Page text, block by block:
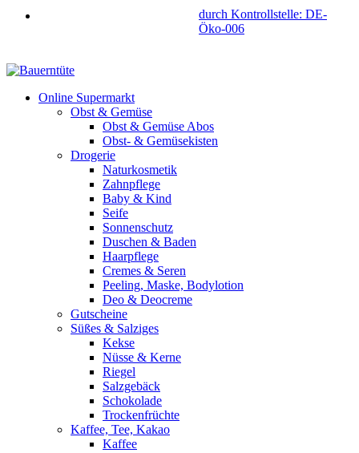
durch Kontrollstelle: DE-
Öko-006
Online Supermarkt
Obst & Gemüse
Obst & Gemüse Abos
Obst- & Gemüsekisten
Drogerie
Naturkosmetik
Zahnpflege
Baby & Kind
Seife
Sonnenschutz
Duschen & Baden
Haarpflege
Cremes & Seren
Peeling, Maske, Bodylotion
Deo & Deocreme
Gutscheine
Süßes & Salziges
Kekse
Nüsse & Kerne
Riegel
Salzgebäck
Schokolade
Trockenfrüchte
Kaffee, Tee, Kakao
Kaffee